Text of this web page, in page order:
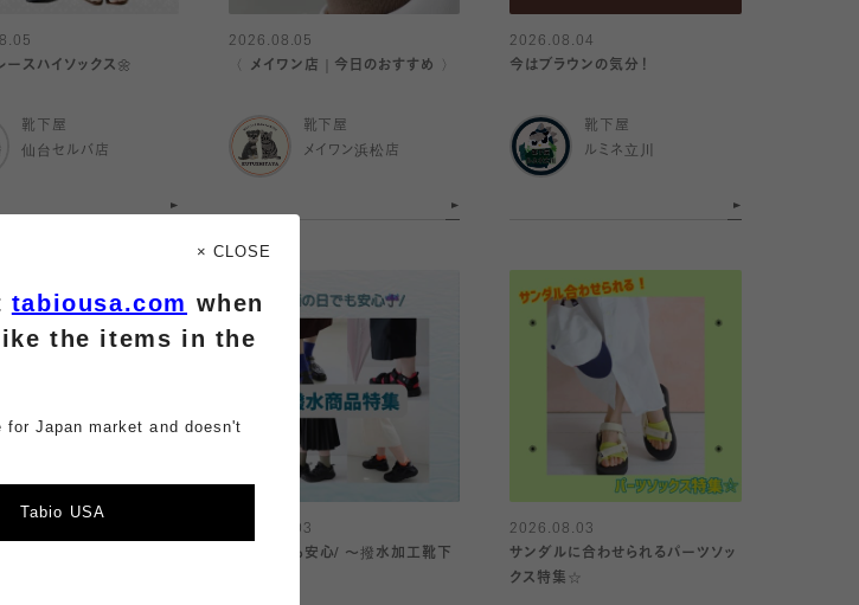
ースハイソックス🌼
靴下屋
仙台セルバ店
2026.08.05
〈 メイワン店｜今日のおすすめ 〉
靴下屋
メイワン浜松店
2026.08.04
今はブラウンの気分！
靴下屋
ルミネ立川
2026.08.03
\雨の日でも安心/ 〜撥水加工靴下
2026.08.03
サンダルに合わせられるパーツソッ
クス特集☆
× CLOSE
tabiousa.com when
the items in the
Japan market and doesn't
Tabio USA